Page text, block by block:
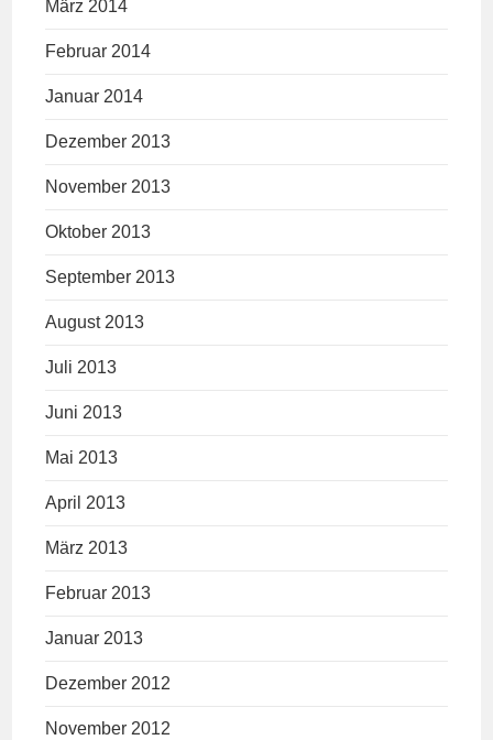
März 2014
Februar 2014
Januar 2014
Dezember 2013
November 2013
Oktober 2013
September 2013
August 2013
Juli 2013
Juni 2013
Mai 2013
April 2013
März 2013
Februar 2013
Januar 2013
Dezember 2012
November 2012